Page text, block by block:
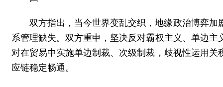
双方指出，当今世界变乱交织，地缘政治博弈
系管理缺失。双方重申，坚决反对霸权主义、单边
对在贸易中实施单边制裁、次级制裁，歧视性运用
应链稳定畅通。